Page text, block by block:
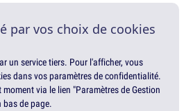
par vos choix de cookies
un service tiers. Pour l'afficher, vous
dans vos paramètres de confidentialité.
via le lien "Paramètres de Gestion
de page.